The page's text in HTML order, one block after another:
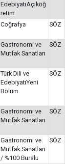
EdebiyatıAçıköğ
retim
Coğrafya SÖZ
Gastronomi ve
Mutfak Sanatları
SÖZ
Türk Dili ve
EdebiyatıYeni
Bölüm
SÖZ
Gastronomi ve
Mutfak Sanatları
SÖZ
Gastronomi ve
Mutfak Sanatları
/ %100 Burslu
SÖZ